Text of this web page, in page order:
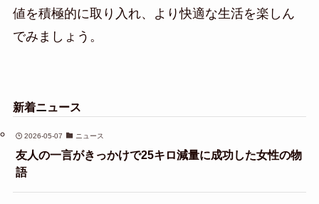
値を積極的に取り入れ、より快適な生活を楽しん
でみましょう。
新着ニュース
2026-05-07 ニュース
友人の一言がきっかけで25キロ減量に成功した女性の物
語